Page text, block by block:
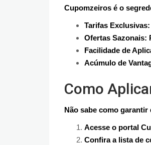
Cupomzeiros é o
Tarifas
Ofertas Sazonais:
Facilidade de
Acúmulo de
Como
Não sabe como
Acesse o portal
Confira a lista de